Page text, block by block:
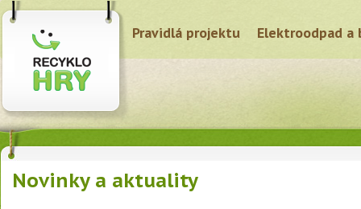
Pravidlá projektu Elektroodpad a
Novinky a aktuality